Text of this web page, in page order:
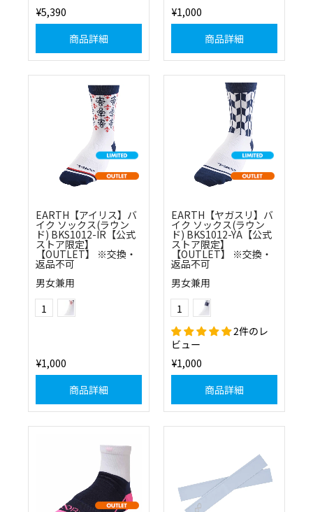
¥5,390
商品詳細
¥1,000
商品詳細
EARTH【アイリス】バ
イク ソックス(ラウン
ド) BKS1012-IR【公式
ストア限定】
【OUTLET】 ※交換・
返品不可
男女兼用
Color
1
¥1,000
商品詳細
EARTH【ヤガスリ】バ
イク ソックス(ラウン
ド) BKS1012-YA【公式
ストア限定】
【OUTLET】 ※交換・
返品不可
男女兼用
Color
1
2件のレ
ビュー
¥1,000
商品詳細